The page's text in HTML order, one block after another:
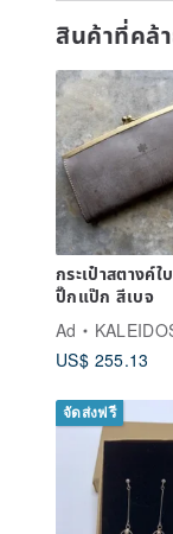
สินค้าที่คล้
กระเป๋าสตางค์ใ
ปิ๊กแป๊ก สีเบจ
Ad
KALEIDOSCOPE
US$ 255.13
จัดส่งฟรี